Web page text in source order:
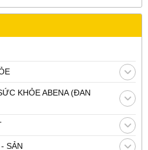
KHỎE ABENA (ĐAN
SẢN